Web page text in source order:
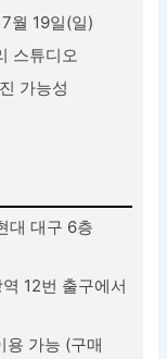
월 19일(일)
스튜디오
가능성
대 대구 6층
12번 출구에서
용 가능 (구매